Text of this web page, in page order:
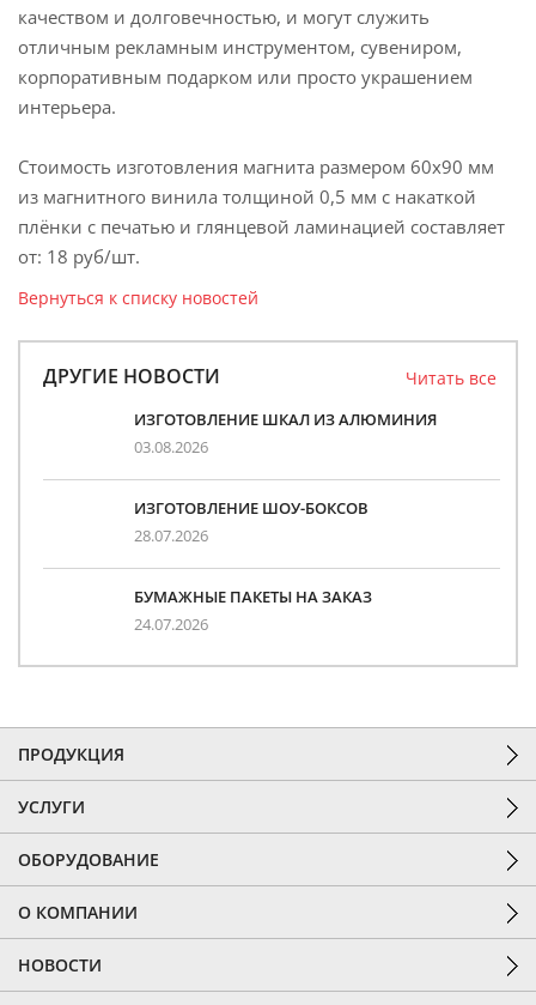
качеством и долговечностью, и могут служить
отличным рекламным инструментом, сувениром,
корпоративным подарком или просто украшением
интерьера.
Стоимость изготовления магнита размером 60х90 мм
из магнитного винила толщиной 0,5 мм с накаткой
плёнки с печатью и глянцевой ламинацией составляет
от: 18 руб/шт.
Вернуться к списку новостей
ДРУГИЕ НОВОСТИ Читать все
ИЗГОТОВЛЕНИЕ ШКАЛ ИЗ АЛЮМИНИЯ
03.08.2026
ИЗГОТОВЛЕНИЕ ШОУ-БОКСОВ
28.07.2026
БУМАЖНЫЕ ПАКЕТЫ НА ЗАКАЗ
24.07.2026
ПРОДУКЦИЯ
УСЛУГИ
ОБОРУДОВАНИЕ
О КОМПАНИИ
НОВОСТИ